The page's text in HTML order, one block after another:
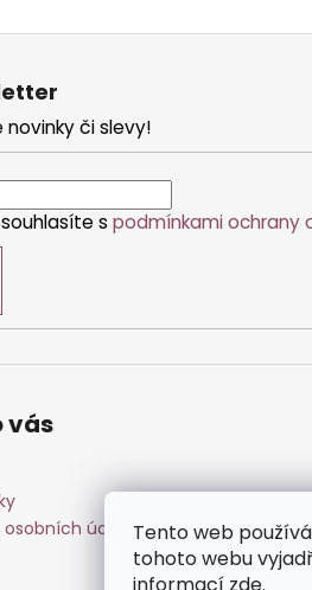
Tento web
tohoto webu
či slevy!
s podmínkami ochrany
vás
údajů